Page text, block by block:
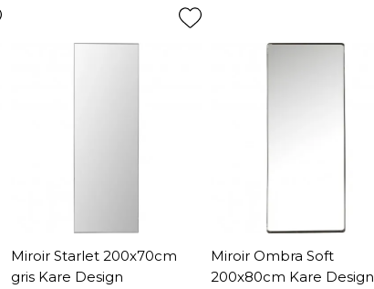
Miroir Starlet 200x70cm
gris Kare Design
Miroir Ombra Soft
200x80cm Kare Design